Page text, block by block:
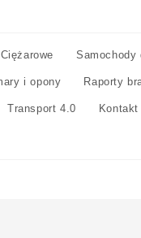
Samochody
i opony Raporty
Transport 4.0 Kontakt